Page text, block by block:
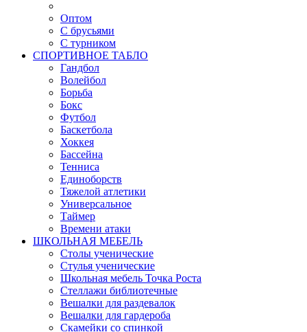
Оптом
С брусьями
С турником
СПОРТИВНОЕ ТАБЛО
Гандбол
Волейбол
Борьба
Бокс
Футбол
Баскетбола
Хоккея
Бассейна
Тенниса
Единоборств
Тяжелой атлетики
Универсальное
Таймер
Времени атаки
ШКОЛЬНАЯ МЕБЕЛЬ
Столы ученические
Стулья ученические
Школьная мебель Точка Роста
Стеллажи библиотечные
Вешалки для раздевалок
Вешалки для гардероба
Скамейки со спинкой